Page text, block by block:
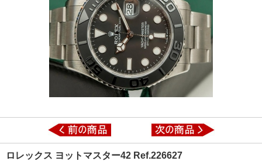
ロレックス ヨットマスター42 Ref.226627